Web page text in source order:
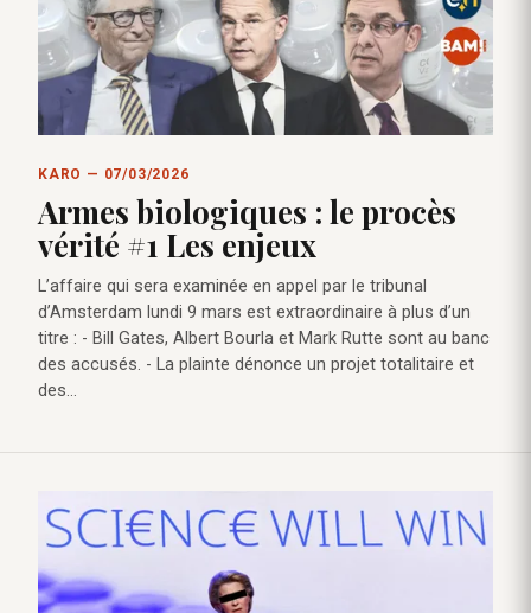
KARO — 07/03/2026
Armes biologiques : le procès
vérité #1 Les enjeux
L’affaire qui sera examinée en appel par le tribunal
d’Amsterdam lundi 9 mars est extraordinaire à plus d’un
titre : - Bill Gates, Albert Bourla et Mark Rutte sont au banc
des accusés. - La plainte dénonce un projet totalitaire et
des…